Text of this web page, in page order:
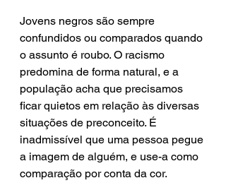
Jovens negros são sempre
confundidos ou comparados quando
o assunto é roubo. O racismo
predomina de forma natural, e a
população acha que precisamos
ficar quietos em relação às diversas
situações de preconceito. É
inadmissível que uma pessoa pegue
a imagem de alguém, e use-a como
comparação por conta da cor.